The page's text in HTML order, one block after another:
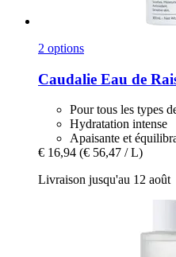
2 options
Caudalie Eau de
Pour tous les types
Hydratation intense
Apaisante et
€ 16,94 (€ 56,47 / L)
Livraison jusqu'au 12 août